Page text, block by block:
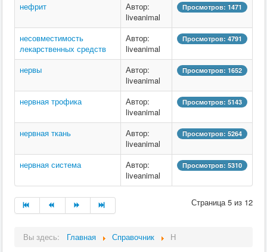
нефрит
Автор:
liveanimal
Просмотров: 1471
несовместимость
лекарственных средств
Автор:
liveanimal
Просмотров: 4791
нервы
Автор:
liveanimal
Просмотров: 1652
нервная трофика
Автор:
liveanimal
Просмотров: 5143
нервная ткань
Автор:
liveanimal
Просмотров: 5264
нервная система
Автор:
liveanimal
Просмотров: 5310
Страница 5 из 12
Вы здесь: Главная Справочник
Н